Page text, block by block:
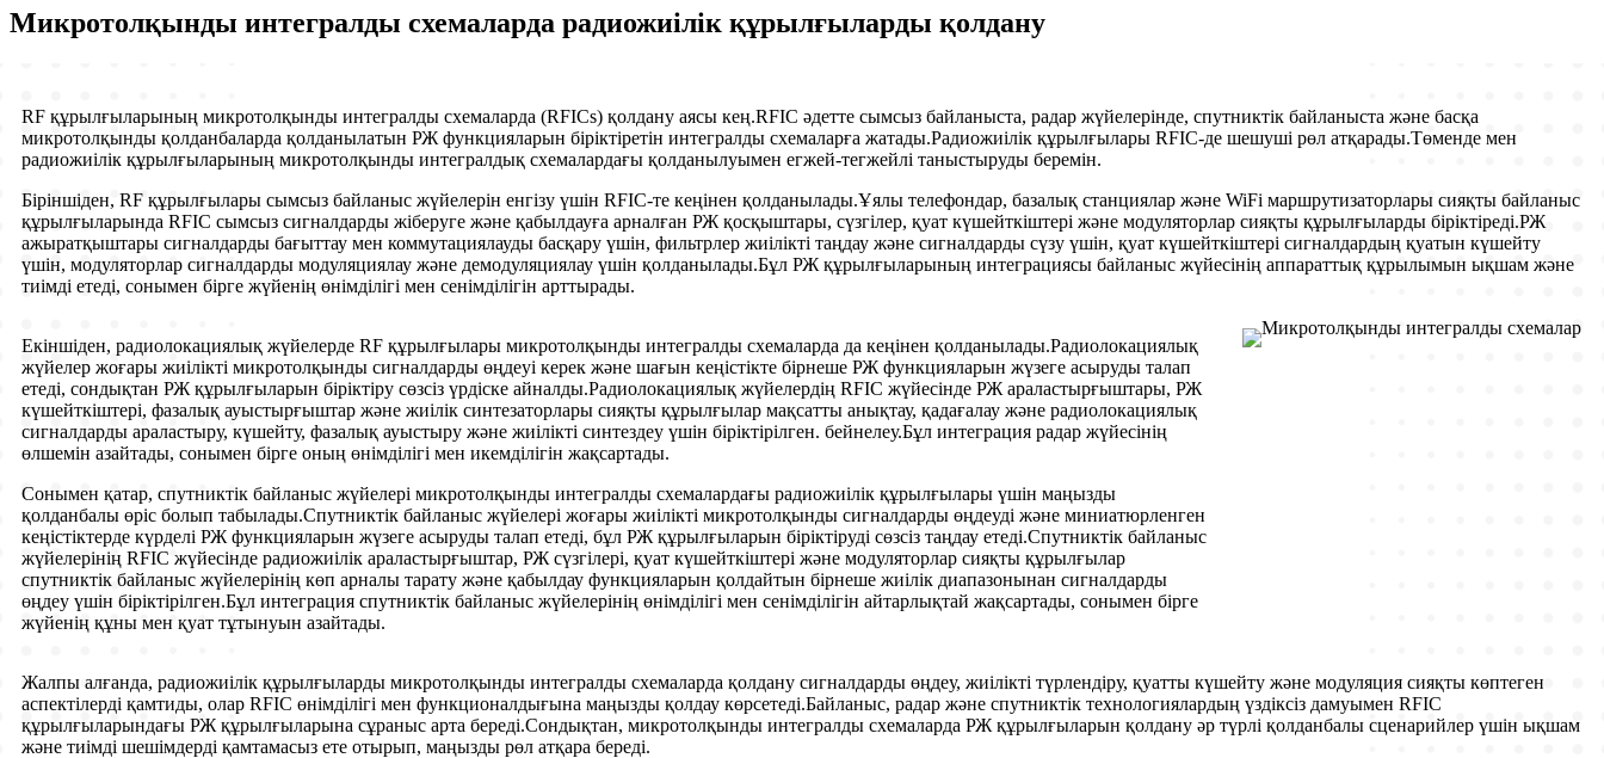
Микротолқынды интегралды схемаларда радиожиілік құрылғыларды қолдану
RF құрылғыларының микротолқынды интегралды схемаларда (RFICs) қолдану аясы кең.RFIC әдетте сымсыз байланыста, радар жүйелерінде, спутниктік байланыста және басқа
микротолқынды қолданбаларда қолданылатын РЖ функцияларын біріктіретін интегралды схемаларға жатады.Радиожиілік құрылғылары RFIC-де шешуші рөл атқарады.Төменде мен
радиожиілік құрылғыларының микротолқынды интегралдық схемалардағы қолданылуымен егжей-тегжейлі таныстыруды беремін.
Біріншіден, RF құрылғылары сымсыз байланыс жүйелерін енгізу үшін RFIC-те кеңінен қолданылады.Ұялы телефондар, базалық станциялар және WiFi маршрутизаторлары сияқты байланыс
құрылғыларында RFIC сымсыз сигналдарды жіберуге және қабылдауға арналған РЖ қосқыштары, сүзгілер, қуат күшейткіштері және модуляторлар сияқты құрылғыларды біріктіреді.РЖ
ажыратқыштары сигналдарды бағыттау мен коммутациялауды басқару үшін, фильтрлер жиілікті таңдау және сигналдарды сүзу үшін, қуат күшейткіштері сигналдардың қуатын күшейту
үшін, модуляторлар сигналдарды модуляциялау және демодуляциялау үшін қолданылады.Бұл РЖ құрылғыларының интеграциясы байланыс жүйесінің аппараттық құрылымын ықшам және
тиімді етеді, сонымен бірге жүйенің өнімділігі мен сенімділігін арттырады.
Екіншіден, радиолокациялық жүйелерде RF құрылғылары микротолқынды интегралды схемаларда да кеңінен қолданылады.Радиолокациялық
жүйелер жоғары жиілікті микротолқынды сигналдарды өңдеуі керек және шағын кеңістікте бірнеше РЖ функцияларын жүзеге асыруды талап
етеді, сондықтан РЖ құрылғыларын біріктіру сөзсіз үрдіске айналды.Радиолокациялық жүйелердің RFIC жүйесінде РЖ араластырғыштары, РЖ
күшейткіштері, фазалық ауыстырғыштар және жиілік синтезаторлары сияқты құрылғылар мақсатты анықтау, қадағалау және радиолокациялық
сигналдарды араластыру, күшейту, фазалық ауыстыру және жиілікті синтездеу үшін біріктірілген. бейнелеу.Бұл интеграция радар жүйесінің
өлшемін азайтады, сонымен бірге оның өнімділігі мен икемділігін жақсартады.
Сонымен қатар, спутниктік байланыс жүйелері микротолқынды интегралды схемалардағы радиожиілік құрылғылары үшін маңызды
қолданбалы өріс болып табылады.Спутниктік байланыс жүйелері жоғары жиілікті микротолқынды сигналдарды өңдеуді және миниатюрленген
кеңістіктерде күрделі РЖ функцияларын жүзеге асыруды талап етеді, бұл РЖ құрылғыларын біріктіруді сөзсіз таңдау етеді.Спутниктік байланыс
жүйелерінің RFIC жүйесінде радиожиілік араластырғыштар, РЖ сүзгілері, қуат күшейткіштері және модуляторлар сияқты құрылғылар
спутниктік байланыс жүйелерінің көп арналы тарату және қабылдау функцияларын қолдайтын бірнеше жиілік диапазонынан сигналдарды
өңдеу үшін біріктірілген.Бұл интеграция спутниктік байланыс жүйелерінің өнімділігі мен сенімділігін айтарлықтай жақсартады, сонымен бірге
жүйенің құны мен қуат тұтынуын азайтады.
Жалпы алғанда, радиожиілік құрылғыларды микротолқынды интегралды схемаларда қолдану сигналдарды өңдеу, жиілікті түрлендіру, қуатты күшейту және модуляция сияқты көптеген
аспектілерді қамтиды, олар RFIC өнімділігі мен функционалдығына маңызды қолдау көрсетеді.Байланыс, радар және спутниктік технологиялардың үздіксіз дамуымен RFIC
құрылғыларындағы РЖ құрылғыларына сұраныс арта береді.Сондықтан, микротолқынды интегралды схемаларда РЖ құрылғыларын қолдану әр түрлі қолданбалы сценарийлер үшін ықшам
және тиімді шешімдерді қамтамасыз ете отырып, маңызды рөл атқара береді.